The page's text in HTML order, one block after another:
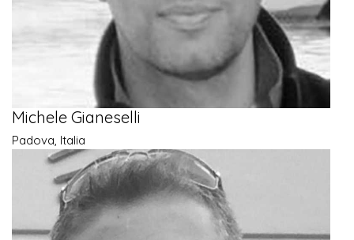
Michele Gianeselli
Padova, Italia